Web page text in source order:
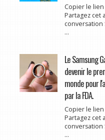
Copier le lien
Partagez cet
conversation
...
Le Samsung
devenir le
monde pour
par la FDA.
Copier le lien
Partagez cet
conversation
...